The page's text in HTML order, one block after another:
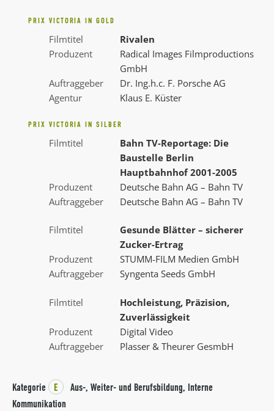
PRIX VICTORIA IN GOLD
Filmtitel
Rivalen
Produzent
Radical Images Filmproductions
GmbH
Auftraggeber
Dr. Ing.h.c. F. Porsche AG
Agentur
Klaus E. Küster
PRIX VICTORIA IN SILBER
Filmtitel
Bahn TV-Reportage: Die
Baustelle Berlin
Hauptbahnhof 2001-2005
Produzent
Deutsche Bahn AG – Bahn TV
Auftraggeber
Deutsche Bahn AG – Bahn TV
Filmtitel
Gesunde Blätter – sicherer
Zucker-Ertrag
Produzent
STUMM-FILM Medien GmbH
Auftraggeber
Syngenta Seeds GmbH
Filmtitel
Hochleistung, Präzision,
Zuverlässigkeit
Produzent
Digital Video
Auftraggeber
Plasser & Theurer GesmbH
Kategorie E
Aus-, Weiter- und Berufsbildung, Interne
Kommunikation